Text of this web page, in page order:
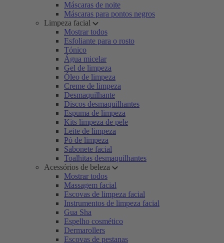
Máscaras de noite
Máscaras para pontos negros
Limpeza facial
Mostrar todos
Esfoliante para o rosto
Tónico
Água micelar
Gel de limpeza
Óleo de limpeza
Creme de limpeza
Desmaquilhante
Discos desmaquilhantes
Espuma de limpeza
Kits limpeza de pele
Leite de limpeza
Pó de limpeza
Sabonete facial
Toalhitas desmaquilhantes
Acessórios de beleza
Mostrar todos
Massagem facial
Escovas de limpeza facial
Instrumentos de limpeza facial
Gua Sha
Espelho cosmético
Dermarollers
Escovas de pestanas